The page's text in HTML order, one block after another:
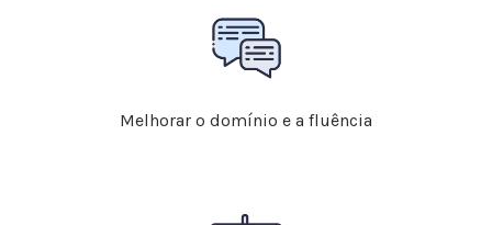
Melhorar o domínio e a fluência